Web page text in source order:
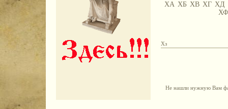
ХА ХБ ХВ ХГ ХД
ХФ
Хз
Не нашли нужную Вам